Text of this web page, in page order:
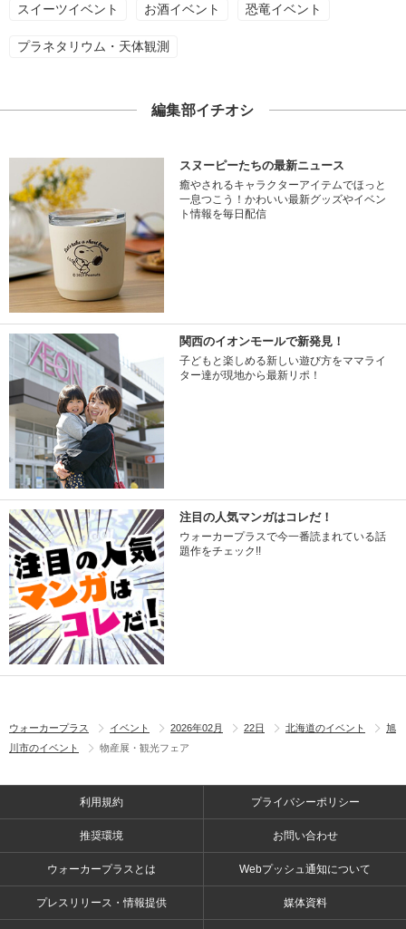
スイーツイベント お酒イベント 恐竜イベント
プラネタリウム・天体観測
編集部イチオシ
スヌーピーたちの最新ニュース
癒やされるキャラクターアイテムでほっと
一息つこう！かわいい最新グッズやイベン
ト情報を毎日配信
関西のイオンモールで新発見！
子どもと楽しめる新しい遊び方をママライ
ター達が現地から最新リポ！
注目の人気マンガはコレだ！
ウォーカープラスで今一番読まれている話
題作をチェック!!
ウォーカープラス イベント 2026年02月 22日 北海道のイベント
旭
川市のイベント
物産展・観光フェア
利用規約 プライバシーポリシー
推奨環境 お問い合わせ
ウォーカープラスとは Webプッシュ通知について
プレスリリース・情報提供 媒体資料